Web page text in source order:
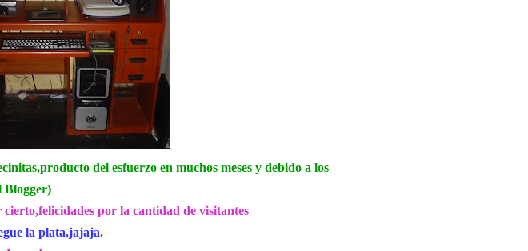
del esfuerzo en muchos meses y debido a los
Blogger)
por la cantidad de visitantes
la plata,jajaja.